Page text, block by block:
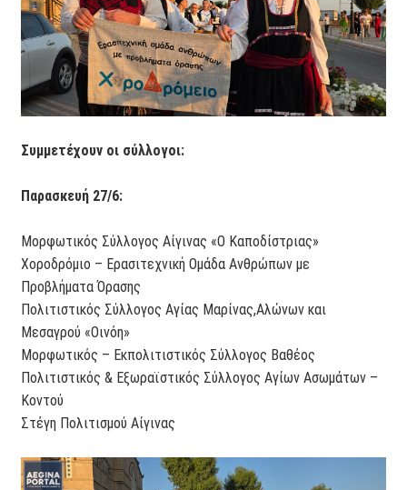
Συμμετέχουν οι σύλλογοι:
Παρασκευή 27/6:
Μορφωτικός Σύλλογος Αίγινας «Ο Καποδίστριας»
Χοροδρόμιο – Ερασιτεχνική Ομάδα Ανθρώπων με
Προβλήματα Όρασης
Πολιτιστικός Σύλλογος Αγίας Μαρίνας,Αλώνων και
Μεσαγρού «Οινόη»
Μορφωτικός – Εκπολιτιστικός Σύλλογος Βαθέος
Πολιτιστικός & Εξωραϊστικός Σύλλογος Αγίων Ασωμάτων –
Κοντού
Στέγη Πολιτισμού Αίγινας